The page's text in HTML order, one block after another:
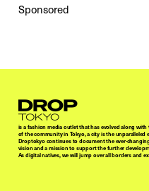
Sponsored
Droptokyo
is a fashion media outlet that has evolved along
of the community in Tokyo, a city is the
Droptokyo continues to document the ever-
vision and a mission to support the further
As digital natives, we will jump over all borders and